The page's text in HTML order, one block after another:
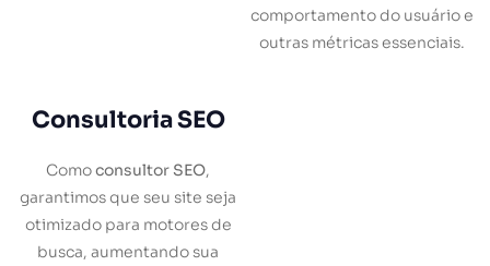
comportamento do usuário e
outras métricas essenciais.
Consultoria SEO
Comoconsultor SEO,
garantimos que seu site seja
otimizado para motores de
busca, aumentando sua